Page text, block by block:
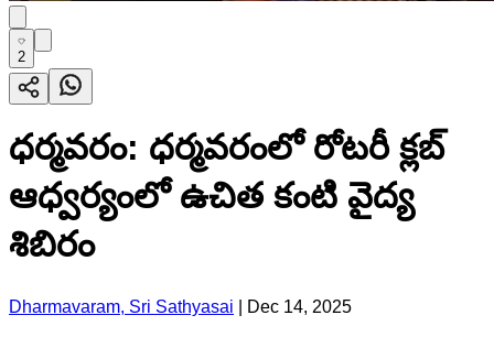
2
ధర్మవరం: ధర్మవరంలో రోటరీ క్లబ్
ఆధ్వర్యంలో ఉచిత కంటి వైద్య
శిబిరం
Dharmavaram, Sri Sathyasai Dec 14, 2025